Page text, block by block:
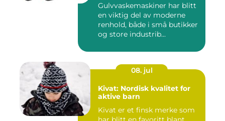
Gulvvaskemaskiner har blitt
en viktig del av moderne
renhold, både i små butikker
og store industrib...
08. jul
Kivat: Nordisk kvalitet for
aktive barn
Kivat er et finsk merke som